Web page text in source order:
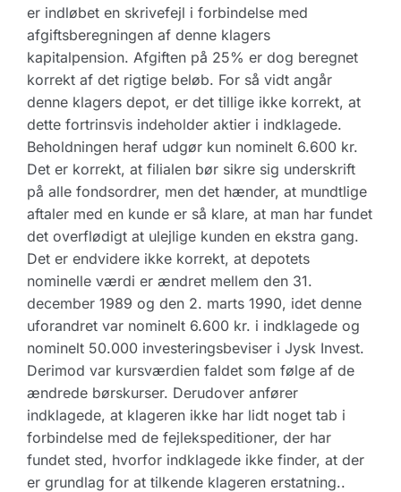
er indløbet en skrivefejl i forbindelse med
afgiftsberegningen af denne klagers
kapitalpension. Afgiften på 25% er dog beregnet
korrekt af det rigtige beløb. For så vidt angår
denne klagers depot, er det tillige ikke korrekt, at
dette fortrinsvis indeholder aktier i indklagede.
Beholdningen heraf udgør kun nominelt 6.600 kr.
Det er korrekt, at filialen bør sikre sig underskrift
på alle fondsordrer, men det hænder, at mundtlige
aftaler med en kunde er så klare, at man har fundet
det overflødigt at ulejlige kunden en ekstra gang.
Det er endvidere ikke korrekt, at depotets
nominelle værdi er ændret mellem den 31.
december 1989 og den 2. marts 1990, idet denne
uforandret var nominelt 6.600 kr. i indklagede og
nominelt 50.000 investeringsbeviser i Jysk Invest.
Derimod var kursværdien faldet som følge af de
ændrede børskurser. Derudover anfører
indklagede, at klageren ikke har lidt noget tab i
forbindelse med de fejlekspeditioner, der har
fundet sted, hvorfor indklagede ikke finder, at der
er grundlag for at tilkende klageren erstatning..